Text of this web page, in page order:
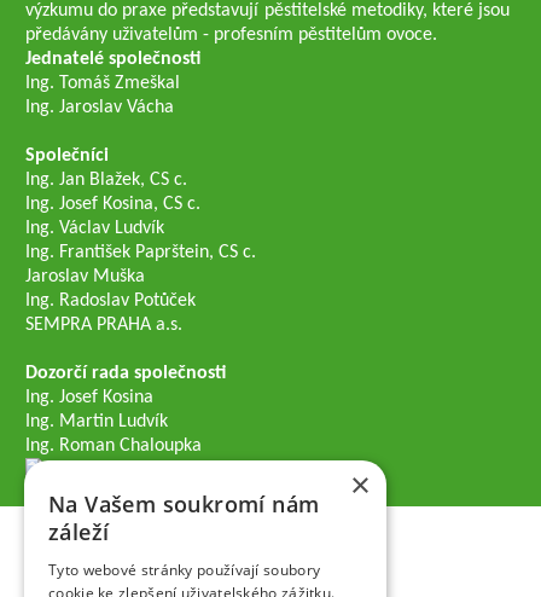
výzkumu do praxe představují pěstitelské metodiky, které jsou
předávány uživatelům - profesním pěstitelům ovoce.
Jednatelé společnosti
Ing. Tomáš Zmeškal
Ing. Jaroslav Vácha
Společníci
Ing. Jan Blažek, CS c.
Ing. Josef Kosina, CS c.
Ing. Václav Ludvík
Ing. František Paprštein, CS c.
Jaroslav Muška
Ing. Radoslav Potůček
SEMPRA PRAHA a.s.
Dozorčí rada společnosti
Ing. Josef Kosina
Ing. Martin Ludvík
Ing. Roman Chaloupka
×
Na Vašem soukromí nám
záleží
Tyto webové stránky používají soubory
cookie ke zlepšení uživatelského zážitku.